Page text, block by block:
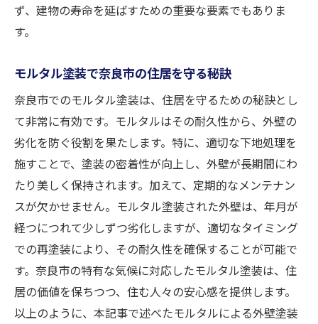
ず、建物の寿命を延ばすための重要な要素でもありま
す。
モルタル塗装で奈良市の住居を守る秘訣
奈良市でのモルタル塗装は、住居を守るための秘訣とし
て非常に有効です。モルタルはその耐久性から、外壁の
劣化を防ぐ役割を果たします。特に、適切な下地処理を
施すことで、塗装の密着性が向上し、外壁が長期間にわ
たり美しく保持されます。加えて、定期的なメンテナン
スが欠かせません。モルタル塗装された外壁は、年月が
経つにつれて少しずつ劣化しますが、適切なタイミング
での再塗装により、その耐久性を確保することが可能で
す。奈良市の特有な気候に対応したモルタル塗装は、住
居の価値を保ちつつ、住む人々の安心感を提供します。
以上のように、本記事で述べたモルタルによる外壁塗装